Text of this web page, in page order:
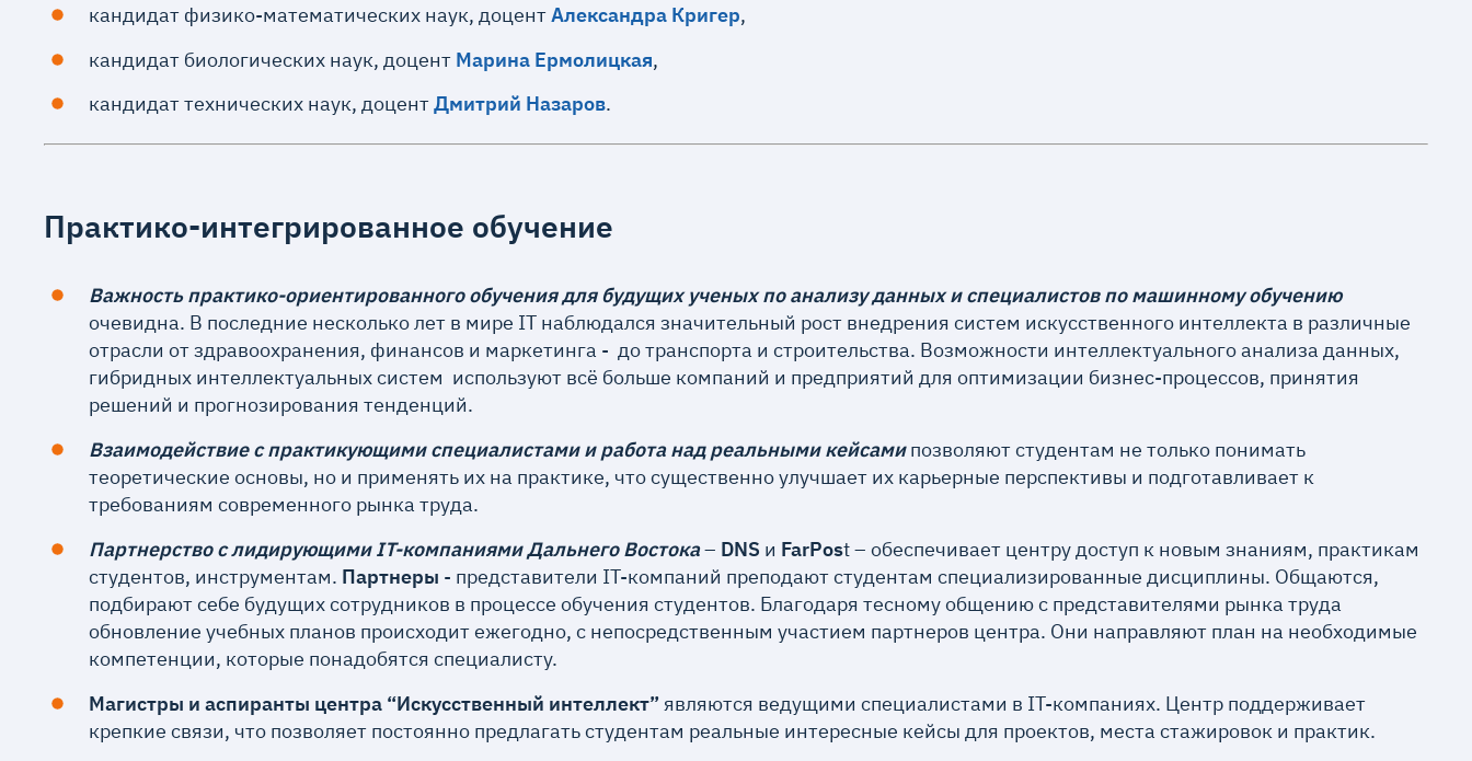
кандидат физико-математических наук, доцентАлександра Кригер,
кандидат биологических наук, доцент Марина Ермолицкая,
кандидат технических наук, доцентДмитрий Назаров.
Практико-интегрированное обучение
Важность практико-ориентированного обучения для будущих ученых по анализу данных и специалистов по машинному обучению
очевидна. В последние несколько лет в мире IT наблюдался значительный рост внедрения систем искусственного интеллекта в различные
отрасли от здравоохранения, финансов и маркетинга - до транспорта и строительства. Возможности интеллектуального анализа данных,
гибридных интеллектуальных систем используют всё больше компаний и предприятий для оптимизации бизнес-процессов, принятия
решений и прогнозирования тенденций.
Взаимодействие с практикующими специалистами и работа над реальными кейсамипозволяют студентам не только понимать
теоретические основы, но и применять их на практике, что существенно улучшает их карьерные перспективы и подготавливает к
требованиям современного рынка труда.
Партнерство с лидирующими IT-компаниями Дальнего Востока– DNS и FarPost – обеспечивает центру доступ к новым знаниям, практикам
студентов, инструментам. Партнеры - представители IT-компаний преподают студентам специализированные дисциплины. Общаются,
подбирают себе будущих сотрудников в процессе обучения студентов. Благодаря тесному общению с представителями рынка труда
обновление учебных планов происходит ежегодно, с непосредственным участием партнеров центра. Они направляют план на необходимые
компетенции, которые понадобятся специалисту.
Магистры и аспиранты центра “Искусственный интеллект”являются ведущими специалистами в IT-компаниях. Центр поддерживает
крепкие связи, что позволяет постоянно предлагать студентам реальные интересные кейсы для проектов, места стажировок и практик.